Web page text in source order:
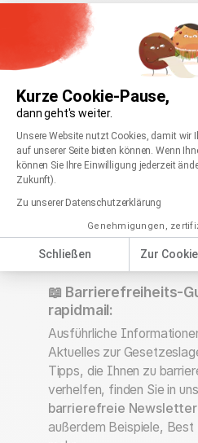
Kurze Cookie-Pause,
dann geht's weiter.
Unsere Website nutzt Cookies, damit
auf unserer Seite bieten können. Wenn
können Sie Ihre Einwilligung jederzeit
Zukunft).
Zu unserer Datenschutzerklärung
Genehmigungen,
Schließen Zur
Axeptio
In jedem Fall:
Wir finden, das
barrierefreien Newslettern ist
ob Sie unmittelbar vom BFSG
Indem Sie Ihr E-Mail-
gewähren Sie allen Ihren
zu Ihren Inhalten und
Außerdem verbessern Sie die
Ihrer Inhalte.
📖 Barrierefreiheits-
rapidmail:
Ausführliche
Aktuelles zur
Tipps, die Ihnen zu
verhelfen, finden Sie in
barrierefreie Newsletter
außerdem Beispiele,